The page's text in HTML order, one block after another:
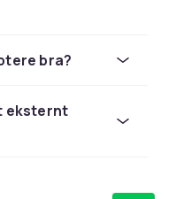
kjente merker
Enten du skal
profesjonell
Wi-Fi 6 og
bra?
eksternt